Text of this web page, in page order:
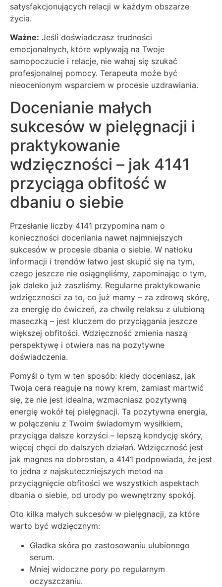
satysfakcjonujących relacji w każdym obszarze
życia.
Ważne: Jeśli doświadczasz trudności
emocjonalnych, które wpływają na Twoje
samopoczucie i relacje, nie wahaj się szukać
profesjonalnej pomocy. Terapeuta może być
nieocenionym wsparciem w procesie uzdrawiania.
Docenianie małych
sukcesów w pielęgnacji i
praktykowanie
wdzięczności – jak 4141
przyciąga obfitość w
dbaniu o siebie
Przesłanie liczby 4141 przypomina nam o
konieczności doceniania nawet najmniejszych
sukcesów w procesie dbania o siebie. W natłoku
informacji i trendów łatwo jest skupić się na tym,
czego jeszcze nie osiągnęliśmy, zapominając o tym,
jak daleko już zaszliśmy. Regularne praktykowanie
wdzięczności za to, co już mamy – za zdrową skórę,
za energię do ćwiczeń, za chwilę relaksu z ulubioną
maseczką – jest kluczem do przyciągania jeszcze
większej obfitości. Wdzięczność zmienia naszą
perspektywę i otwiera nas na pozytywne
doświadczenia.
Pomyśl o tym w ten sposób: kiedy doceniasz, jak
Twoja cera reaguje na nowy krem, zamiast martwić
się, że nie jest idealna, wzmacniasz pozytywną
energię wokół tej pielęgnacji. Ta pozytywna energia,
w połączeniu z Twoim świadomym wysiłkiem,
przyciąga dalsze korzyści – lepszą kondycję skóry,
więcej chęci do dalszych działań. Wdzięczność jest
jak magnes na dobrostan, a 4141 podpowiada, że jest
to jedna z najskuteczniejszych metod na
przyciągnięcie obfitości we wszystkich aspektach
dbania o siebie, od urody po wewnętrzny spokój.
Oto kilka małych sukcesów w pielęgnacji, za które
warto być wdzięcznym:
Gładka skóra po zastosowaniu ulubionego
serum.
Mniej widoczne pory po regularnym
oczyszczaniu.